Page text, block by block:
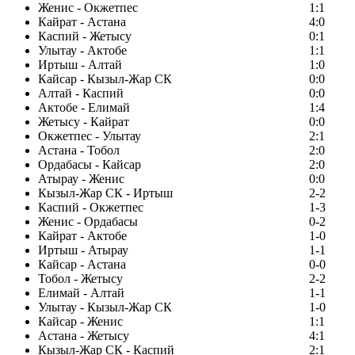
Женис - Окжетпес
1:1
Кайрат - Астана
4:0
Каспий - Жетысу
0:1
Улытау - Актобе
1:1
Иртыш - Алтай
1:0
Кайсар - Кызыл-Жар СК
0:0
Алтай - Каспий
0:0
Актобе - Елимай
1:4
Жетысу - Кайрат
0:0
Окжетпес - Улытау
2:1
Астана - Тобол
2:0
Ордабасы - Кайсар
2:0
Атырау - Женис
0:0
Кызыл-Жар СК - Иртыш
2-2
Каспий - Окжетпес
1-3
Женис - Ордабасы
0-2
Кайрат - Актобе
1-0
Иртыш - Атырау
1-1
Кайсар - Астана
0-0
Тобол - Жетысу
2-2
Елимай - Алтай
1-1
Улытау - Кызыл-Жар СК
1-0
Кайсар - Женис
1:1
Астана - Жетысу
4:1
Кызыл-Жар СК - Каспий
2:1